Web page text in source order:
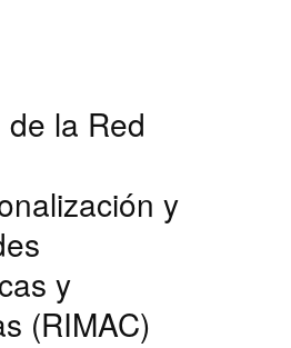
la Red
y
y
(RIMAC)